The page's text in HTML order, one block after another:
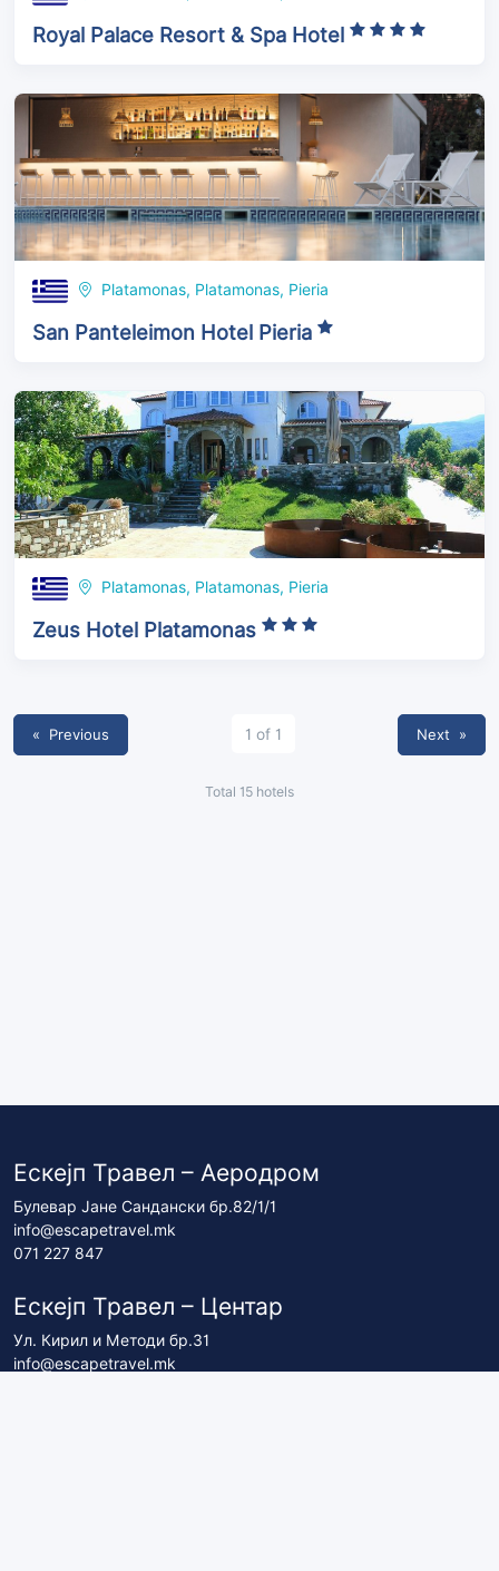
Royal Palace Resort & Spa Hotel
Platamonas, Platamonas, Pieria
San Panteleimon Hotel Pieria
Platamonas, Platamonas, Pieria
Zeus Hotel Platamonas
« Previous 1 of 1 Next »
Total 15 hotels
Ескејп Травел – Аеродром
Булевар Јане Сандански бр.82/1/1
info@escapetravel.mk
071 227 847
Ескејп Травел – Центар
Ул. Кирил и Методи бр.31
info@escapetravel.mk